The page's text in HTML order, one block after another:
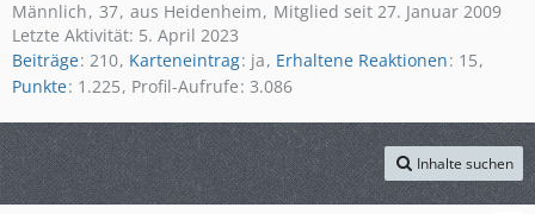
Männlich 37 aus Heidenheim
Mitglied seit 27. Januar 2009
Letzte Aktivität: 5. April 2023
Beiträge 210 Karteneintrag ja Erhaltene Reaktionen 15
Punkte 1.225 Profil-Aufrufe 3.086
Inhalte suchen